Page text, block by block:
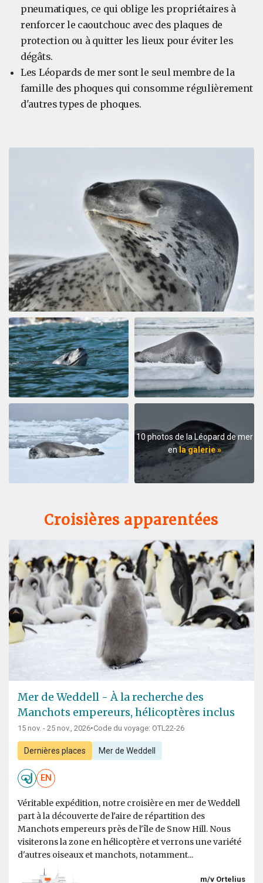
pneumatiques, ce qui oblige les propriétaires à
renforcer le caoutchouc avec des plaques de
protection ou à quitter les lieux pour éviter les
dégâts.
Les Léopards de mer sont le seul membre de la
famille des phoques qui consomme régulièrement
d'autres types de phoques.
10 photos de la Léopard de mer
en la galerie »
Croisières apparentées
Mer de Weddell - À la recherche des
Manchots empereurs, hélicoptères inclus
15 nov. - 25 nov., 2026•Code du voyage: OTL22-26
Dernières places Mer de Weddell
EN
Véritable expédition, notre croisière en mer de Weddell
part à la découverte de l'aire de répartition des
Manchots empereurs près de l'île de Snow Hill. Nous
visiterons la zone en hélicoptère et verrons une variété
d'autres oiseaux et manchots, notamment...
m/v Ortelius